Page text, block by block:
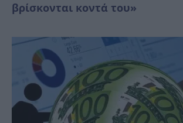
βρίσκονται κοντά του»